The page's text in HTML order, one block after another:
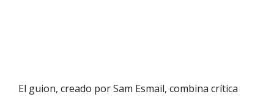
El guion, creado por Sam Esmail, combina crítica